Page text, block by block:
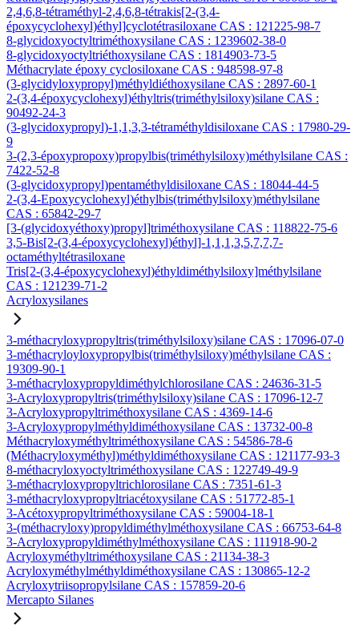
2,4,6,8-tétraméthyl-2,4,6,8-tétrakis[2-(3,4-
époxycyclohexyl)éthyl]cyclotétrasiloxane CAS : 121225-98-7
8-glycidoxyoctyltriméthoxysilane CAS : 1239602-38-0
8-glycidoxyoctyltriéthoxysilane CAS : 1814903-73-5
Méthacrylate époxy cyclosiloxane CAS : 948598-97-8
(3-glycidyloxypropyl)méthyldiéthoxysilane CAS : 2897-60-1
2-(3,4-époxycyclohexyl)éthyltris(triméthylsiloxy)silane CAS :
90492-24-3
(3-glycidoxypropyl)-1,1,3,3-tétraméthyldisiloxane CAS : 17980-29-
9
3-(2,3-époxypropoxy)propylbis(triméthylsiloxy)méthylsilane CAS :
7422-52-8
(3-glycidoxypropyl)pentaméthyldisiloxane CAS : 18044-44-5
2-(3,4-Epoxycyclohexyl)éthylbis(triméthylsiloxy)méthylsilane
CAS : 65842-29-7
[3-(glycidoxyéthoxy)propyl]triméthoxysilane CAS : 118822-75-6
3,5-Bis[2-(3,4-époxycyclohexyl)éthyl]-1,1,1,3,5,7,7,7-
octaméthyltétrasiloxane
Tris[2-(3,4-époxycyclohexyl)éthyldiméthylsiloxy]méthylsilane
CAS : 121239-71-2
Acryloxysilanes
3-méthacryloxypropyltris(triméthylsiloxy)silane CAS : 17096-07-0
3-méthacryloyloxypropylbis(triméthylsiloxy)méthylsilane CAS :
19309-90-1
3-méthacryloxypropyldiméthylchlorosilane CAS : 24636-31-5
3-Acryloxypropyltris(triméthylsiloxy)silane CAS : 17096-12-7
3-Acryloxypropyltriméthoxysilane CAS : 4369-14-6
3-Acryloxypropylméthyldiméthoxysilane CAS : 13732-00-8
Méthacryloxyméthyltriméthoxysilane CAS : 54586-78-6
(Méthacryloxyméthyl)méthyldiméthoxysilane CAS : 121177-93-3
8-méthacryloxyoctyltriméthoxysilane CAS : 122749-49-9
3-méthacryloxypropyltrichlorosilane CAS : 7351-61-3
3-méthacryloxypropyltriacétoxysilane CAS : 51772-85-1
3-Acétoxypropyltriméthoxysilane CAS : 59004-18-1
3-(méthacryloxy)propyldiméthylméthoxysilane CAS : 66753-64-8
3-Acryloxypropyldiméthylméthoxysilane CAS : 111918-90-2
Acryloxyméthyltriméthoxysilane CAS : 21134-38-3
Acryloxyméthylméthyldiméthoxysilane CAS : 130865-12-2
Acryloxytriisopropylsilane CAS : 157859-20-6
Mercapto Silanes